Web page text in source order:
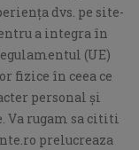
dvs. pe site-
a integra în
(UE)
fizice în ceea ce
personal și
Va rugam sa cititi
prelucreaza